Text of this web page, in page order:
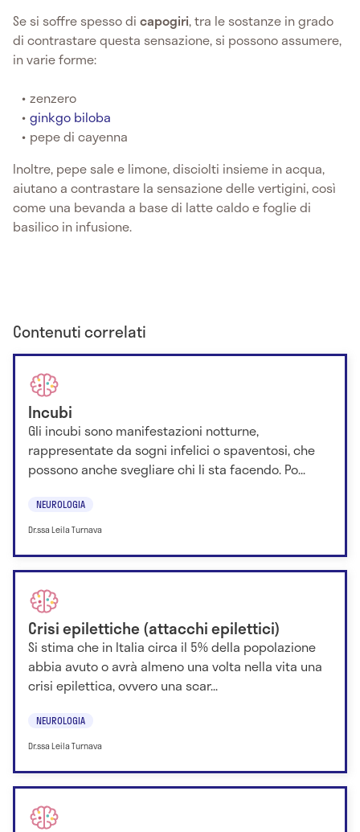
Se si soffre spesso di capogiri, tra le sostanze in grado
di contrastare questa sensazione, si possono assumere,
in varie forme:
zenzero
ginkgo biloba
pepe di cayenna
Inoltre, pepe sale e limone, disciolti insieme in acqua,
aiutano a contrastare la sensazione delle vertigini, così
come una bevanda a base di latte caldo e foglie di
basilico in infusione.
Contenuti correlati
Incubi
Gli incubi sono manifestazioni notturne,
rappresentate da sogni infelici o spaventosi, che
possono anche svegliare chi li sta facendo. Po...
NEUROLOGIA
Dr.ssa Leila Turnava
Crisi epilettiche (attacchi epilettici)
Si stima che in Italia circa il 5% della popolazione
abbia avuto o avrà almeno una volta nella vita una
crisi epilettica, ovvero una scar...
NEUROLOGIA
Dr.ssa Leila Turnava